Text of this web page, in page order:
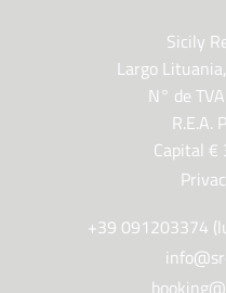
Sicily
Largo
N° de
R.E.A.
Capital €
+39 091203374